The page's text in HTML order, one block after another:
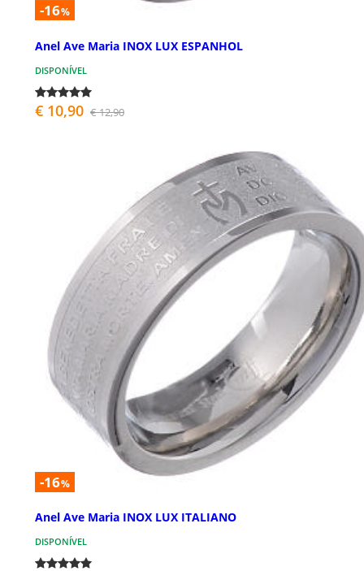
-16%
Anel Ave Maria INOX LUX ESPANHOL
DISPONÍVEL
€ 10,90 € 12,90
-16%
Anel Ave Maria INOX LUX ITALIANO
DISPONÍVEL